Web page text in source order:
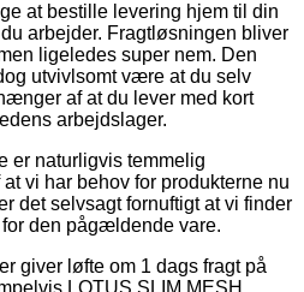
at bestille levering hjem til din
arbejder. Fragtløsningen bliver
ligeledes super nem. Den
utvivlsomt være at du selv
af at du lever med kort
arbejdslager.
er naturligvis temmelig
vi har behov for produkterne nu
det selvsagt fornuftigt at vi finder
den pågældende vare.
giver løfte om 1 dags fragt på
LOTUS SLIM MESH